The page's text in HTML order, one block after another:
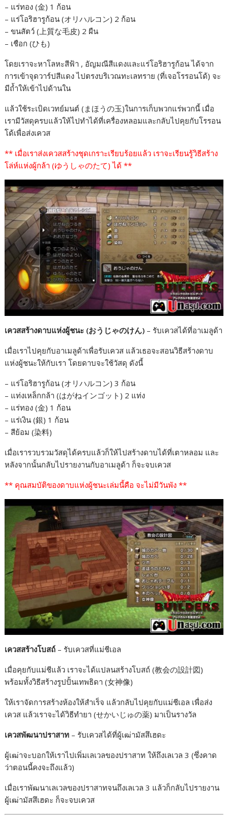
– แร่ทอง (金) 1 ก้อน
– แร่โอริฮารูก้อน (オリハルコン) 2 ก้อน
– ขนสัตว์ (上質な毛皮) 2 ผืน
– เชือก (ひも)
โดยเราจะหาโลหะสีฟ้า , อัญมณีสีแดงและแร่โอริฮารูก้อน ได้จาก
การเข้าจุดวาร์ปสีแดง ไปตรงบริเวณทะเลทราย (ที่เจอโรรอนโด้) จะ
มีถ้ำให้เข้าไปด้านใน
แล้วใช้ระเบิดเวทย์มนต์ (まほうの玉)ในการเก็บพวกแร่พวกนี้ เมื่อ
เรามีวัสดุครบแล้วให้ไปทำได้ที่เครื่องหลอมและกลับไปคุยกับโรรอน
โด้เพื่อส่งเควส
** เมื่อเราส่งเควสสร้างชุดเกราะเรียบร้อยแล้ว เราจะเรียนรู้วิธีสร้าง
โล่ห์แห่งผู้กล้า (ゆうしゃのたて) ได้ **
เควสสร้างดาบแห่งผู้ชนะ (おうじゃのけん) – รับเควสได้ที่อาเมลูด้า
เมื่อเราไปคุยกับอาเมลูด้าเพื่อรับเควส แล้วเธอจะสอนวิธีสร้างดาบ
แห่งผู้ชนะให้กับเรา โดยดาบจะใช้วัสดุ ดังนี้
– แร่โอริฮารูก้อน (オリハルコン) 3 ก้อน
– แท่งเหล็กกล้า (はがねインゴット) 2 แท่ง
– แร่ทอง (金) 1 ก้อน
– แร่เงิน (銀) 1 ก้อน
– สีย้อม (染料)
เมื่อเรารวบรวมวัสดุได้ครบแล้วก็ให้ไปสร้างดาบได้ที่เตาหลอม และ
หลังจากนั้นกลับไปรายงานกับอาเมลูด้า ก็จะจบเควส
** คุณสมบัติของดาบแห่งผู้ชนะเล่มนี้คือ จะไม่มีวันพัง **
เควสสร้างโบสถ์ – รับเควสที่แม่ชีเอล
เมื่อคุยกับแม่ชีแล้ว เราจะได้แปลนสร้างโบสถ์ (教会の設計図)
พร้อมทั้งวิธีสร้างรูปปั้นเทพธิดา (女神像)
ให้เราจัดการสร้างห้องให้สำเร็จ แล้วกลับไปคุยกับแม่ชีเอล เพื่อส่ง
เควส แล้วเราจะได้วิธีทำยา (せかいじゅの薬) มาเป็นรางวัล
เควสพัฒนาปราสาท – รับเควสได้ที่ผู้เฒ่ามัสสึเฮดะ
ผู้เฒ่าจะบอกให้เราไปเพิ่มเลเวลของปราสาท ให้ถึงเลเวล 3 (ซึ่งคาด
ว่าตอนนี้คงจะถึงแล้ว)
เมื่อเราพัฒนาเลเวลของปราสาทจนถึงเลเวล 3 แล้วก็กลับไปรายงาน
ผู้เฒ่ามัสสึเฮดะ ก็จะจบเควส